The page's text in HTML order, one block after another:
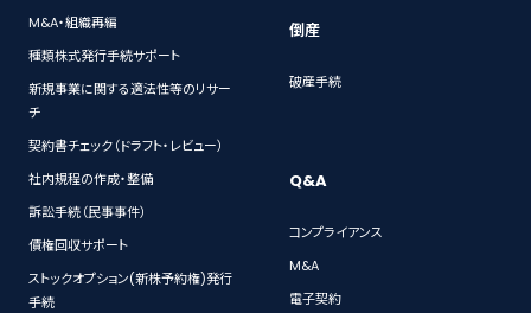
M&A・組織再編
種類株式発行手続サポート
新規事業に関する適法性等のリサー
チ
契約書チェック（ドラフト・レビュー）
社内規程の作成・整備
訴訟手続（民事事件）
債権回収サポート
ストックオプション(新株予約権)発行
手続
倒産
破産手続
Q&A
コンプライアンス
M&A
電子契約